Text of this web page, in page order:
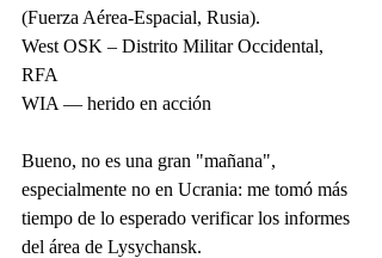
(Fuerza Aérea-Espacial, Rusia).
West OSK – Distrito Militar Occidental,
RFA
WIA — herido en acción
Bueno, no es una gran "mañana",
especialmente no en Ucrania: me tomó más
tiempo de lo esperado verificar los informes
del área de Lysychansk.